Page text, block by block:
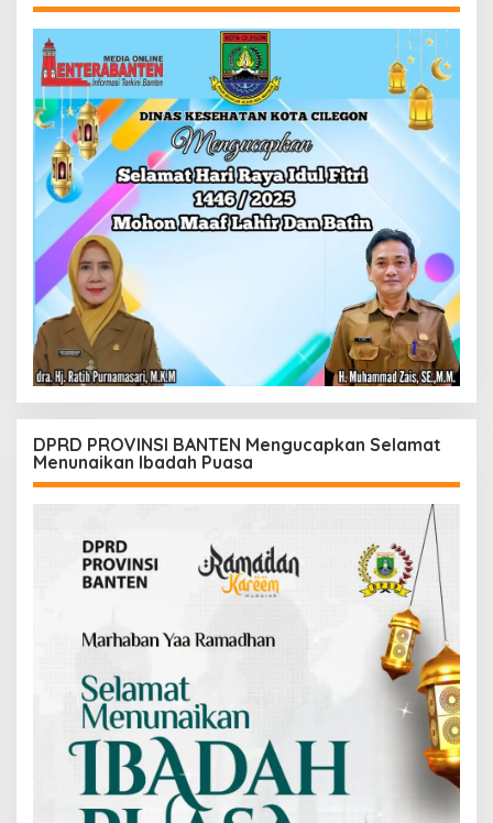
DPRD PROVINSI BANTEN Mengucapkan Selamat
Menunaikan Ibadah Puasa